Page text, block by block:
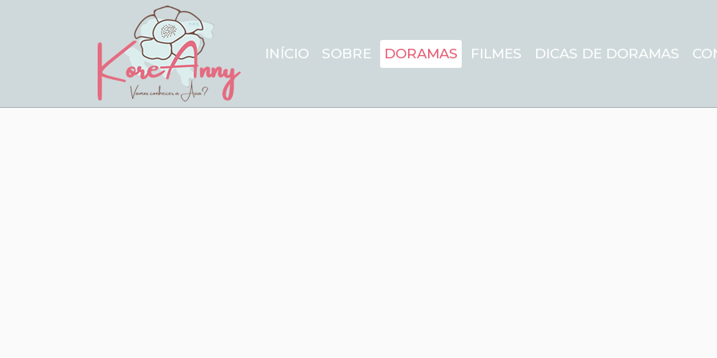
INÍCIO SOBRE DORAMAS FILMES DICAS DE DORAMAS